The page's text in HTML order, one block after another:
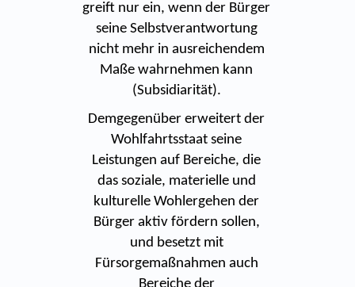
greift nur ein, wenn der Bürger
seine Selbstverantwortung
nicht mehr in ausreichendem
Maße wahrnehmen kann
(Subsidiarität).
Demgegenüber erweitert der
Wohlfahrtsstaat seine
Leistungen auf Bereiche, die
das soziale, materielle und
kulturelle Wohlergehen der
Bürger aktiv fördern sollen,
und besetzt mit
Fürsorgemaßnahmen auch